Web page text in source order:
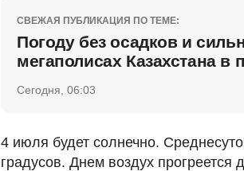
СВЕЖАЯ ПУБЛИКАЦИЯ ПО ТЕМЕ:
Погоду без осадков и
мегаполисах Казахстана в
Сегодня, 06:03
4 июля будет солнечно.
градусов. Днем воздух